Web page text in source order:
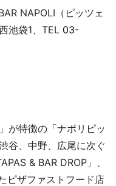
NAPOLI（ピッツェ
池袋1、TEL 03-
が特徴の「ナポリピッ
谷、中野、広尾に次ぐ
& BAR DROP」、
ピザファストフード店